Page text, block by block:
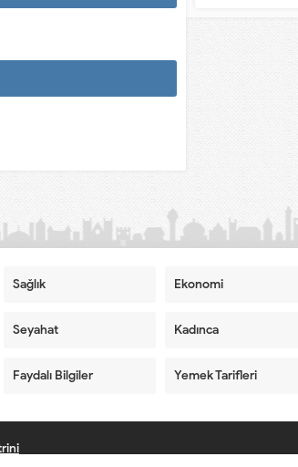
Sağlık Ekonomi
Seyahat Kadınca
Faydalı Bilgiler Yemek Tarifleri